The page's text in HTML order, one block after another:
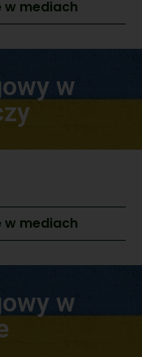
w mediach
w
w mediach
w